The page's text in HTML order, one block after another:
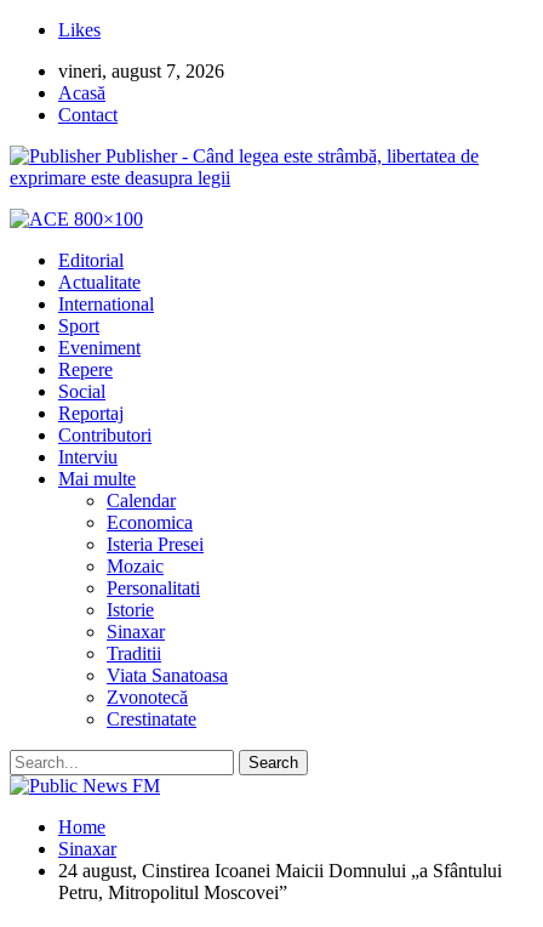
Likes
vineri, august 7, 2026
Acasă
Contact
Publisher - Când legea este strâmbă, libertatea de
exprimare este deasupra legii
Editorial
Actualitate
International
Sport
Eveniment
Repere
Social
Reportaj
Contributori
Interviu
Mai multe
Calendar
Economica
Isteria Presei
Mozaic
Personalitati
Istorie
Sinaxar
Traditii
Viata Sanatoasa
Zvonotecă
Crestinatate
Home
Sinaxar
24 august, Cinstirea Icoanei Maicii Domnului „a Sfântului
Petru, Mitropolitul Moscovei”